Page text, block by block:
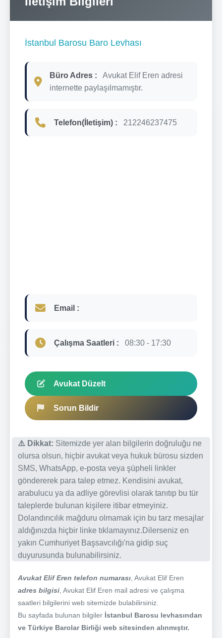
İstanbul Barosu Baro Levhası
Büro Adres :
Avukat Elif Eren adresi
internette paylaşılmamıştır.
Telefon(İletişim) : 212246237475
Email :
Çalışma Saatleri : 08:30 - 17:30
Avukat Düzelt
Sorun Bildir
⚠️ Dikkat: Sitemizde yer alan bilgilerin doğruluğu ne
olursa olsun, hiçbir avukat veya hukuk bürosu sizden
SMS, WhatsApp, e-posta veya şüpheli linkler
göndererek para talep etmez. Kendisini avukat,
arabulucu ya da adliye görevlisi olarak tanıtıp bu tür
taleplerde bulunan kişilere itibar etmeyiniz.
Dolandırıcılık mağduru olmamak için bu tarz mesajlar
aldığınızda hiçbir linke tıklamayınız.Dilerseniz en
yakın Cumhuriyet Başsavcılığı'na gidip suç
duyurusunda bulunabilirsiniz.
Avukat Elif Eren telefon numarası , Avukat Elif Eren
adres bilgisi , Avukat Elif Eren mail adresi ve çalışma
saatleri bilgilerini web sitemizde bulabilirsiniz.
Bu sayfada bulunan bilgiler İstanbul Barosu levhasından
ve Türkiye Barolar Birliği web sitesinden alınmıştır.